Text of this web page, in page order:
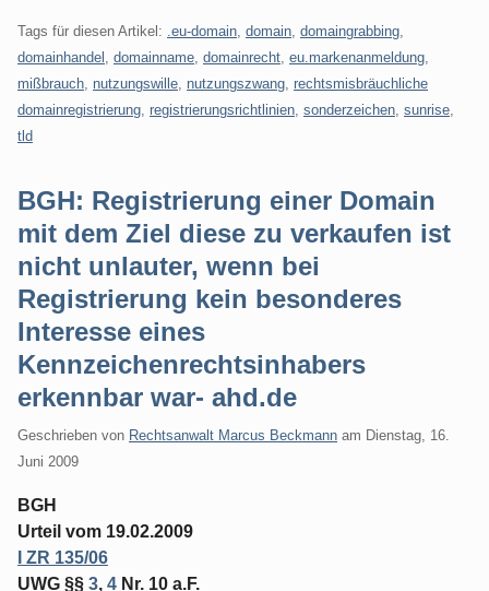
Tags für diesen Artikel: .eu-domain domain domaingrabbing
domainhandel
domainname domainrecht eu.markenanmeldung
mißbrauch nutzungswille nutzungszwang rechtsmisbräuchliche
domainregistrierung registrierungsrichtlinien sonderzeichen sunrise
tld
BGH: Registrierung einer Domain
mit dem Ziel diese zu verkaufen ist
nicht unlauter, wenn bei
Registrierung kein besonderes
Interesse eines
Kennzeichenrechtsinhabers
erkennbar war- ahd.de
Geschrieben von Rechtsanwalt Marcus Beckmann am Dienstag, 16.
Juni 2009
BGH
Urteil vom 19.02.2009
I ZR 135/06
UWG §§ 3, 4 Nr. 10 a.F.